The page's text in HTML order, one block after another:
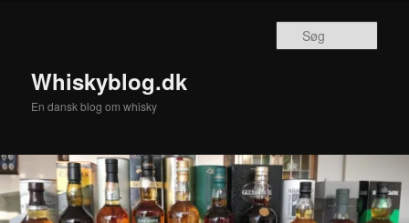
Whiskyblog.dk
En dansk blog om whisky